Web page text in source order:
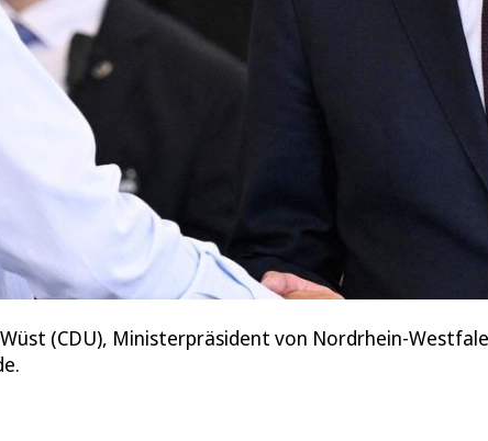
(CDU), Ministerpräsident von Nordrhein-